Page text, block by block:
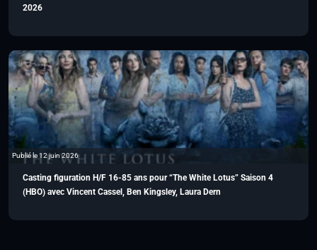
2026
Publié le 12 juin 2026
Casting figuration H/F 16-85 ans pour “The White Lotus” Saison 4
(HBO) avec Vincent Cassel, Ben Kingsley, Laura Dern